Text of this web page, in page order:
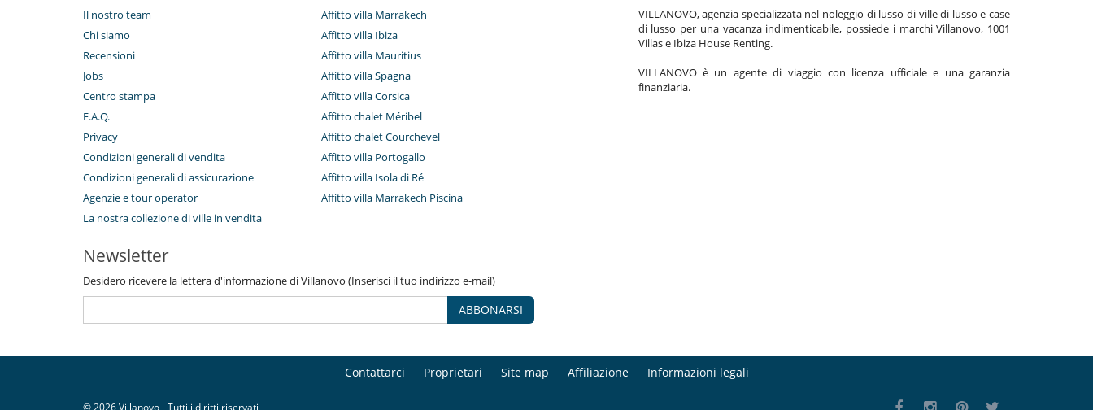
Il nostro team
Chi siamo
Recensioni
Jobs
Centro stampa
F.A.Q.
Privacy
Condizioni generali di vendita
Condizioni generali di assicurazione
Agenzie e tour operator
La nostra collezione di ville in vendita
Affitto villa Marrakech
Affitto villa Ibiza
Affitto villa Mauritius
Affitto villa Spagna
Affitto villa Corsica
Affitto chalet Méribel
Affitto chalet Courchevel
Affitto villa Portogallo
Affitto villa Isola di Ré
Affitto villa Marrakech Piscina
VILLANOVO, agenzia specializzata nel noleggio di lusso di ville di lusso e case
di lusso per una vacanza indimenticabile, possiede i marchi Villanovo, 1001
Villas e Ibiza House Renting.
VILLANOVO è un agente di viaggio con licenza ufficiale e una garanzia
finanziaria.
Newsletter
Desidero ricevere la lettera d'informazione di Villanovo (Inserisci il tuo indirizzo e-mail)
ABBONARSI
Contattarci Proprietari Site map Affiliazione Informazioni legali
© 2026 Villanovo - Tutti i diritti riservati